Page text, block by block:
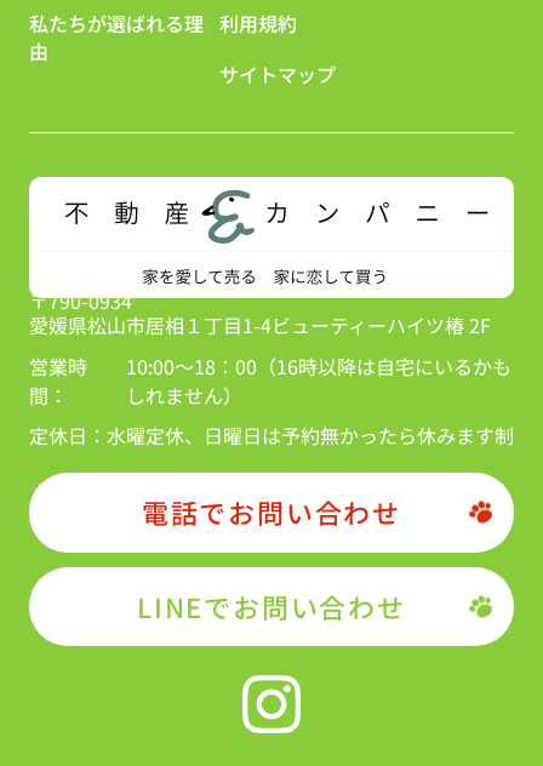
私たちが選ばれる理
由
利用規約
サイトマップ
〒790-0934
愛媛県松山市居相１丁目1-4ビューティーハイツ椿 2F
営業時
間：
10:00～18：00（16時以降は自宅にいるかも
しれません）
定休日： 水曜定休、日曜日は予約無かったら休みます制
電話でお問い合わせ
LINEでお問い合わせ